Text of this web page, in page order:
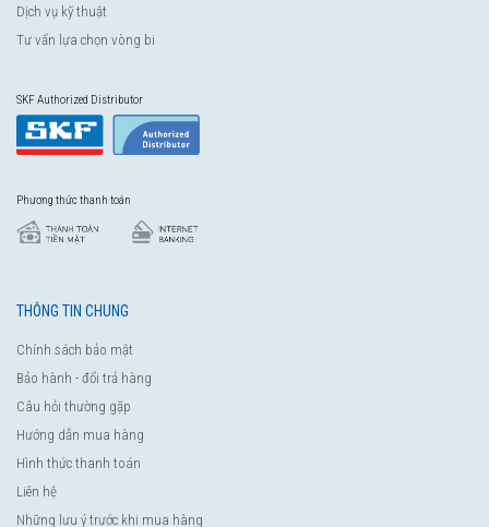
Dịch vụ kỹ thuật
Tư vấn lựa chọn vòng bi
SKF Authorized Distributor
Phương thức thanh toán
THÔNG TIN CHUNG
Chính sách bảo mật
Bảo hành - đổi trả hàng
Câu hỏi thường gặp
Hướng dẫn mua hàng
Hình thức thanh toán
Liên hệ
Những lưu ý trước khi mua hàng